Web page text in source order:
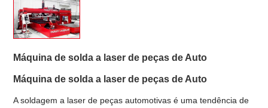
Máquina de solda a laser de peças de Auto
Máquina de solda a laser de peças de Auto
A soldagem a laser de peças automotivas é uma tendência de